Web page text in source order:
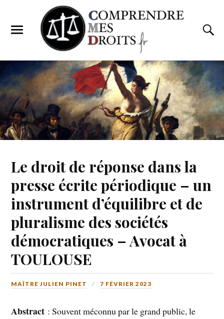
Le droit de réponse dans la
presse écrite périodique – un
instrument d’équilibre et de
pluralisme des sociétés
démocratiques – Avocat à
TOULOUSE
MAÎTRE JULIEN PINET 7 FÉVRIER 2023
Abstract : Souvent méconnu par le grand public, le